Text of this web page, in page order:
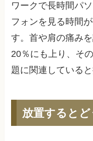
ワークで長時間パ
フォンを見る時間
す。首や肩の痛み
20％にも上り、そ
題に関連している
放置すると